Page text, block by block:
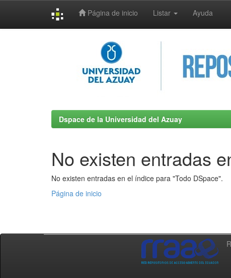
Página de inicio Listar Ayuda
Dspace de la Universidad del Azuay
No existen entradas
No existen entradas en el índice para "Todo DSpace".
Página de inicio